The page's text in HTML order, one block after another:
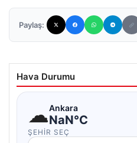
Paylaş:
Hava Durumu
☁Ankara
NaN°C
ŞEHIR SEÇ